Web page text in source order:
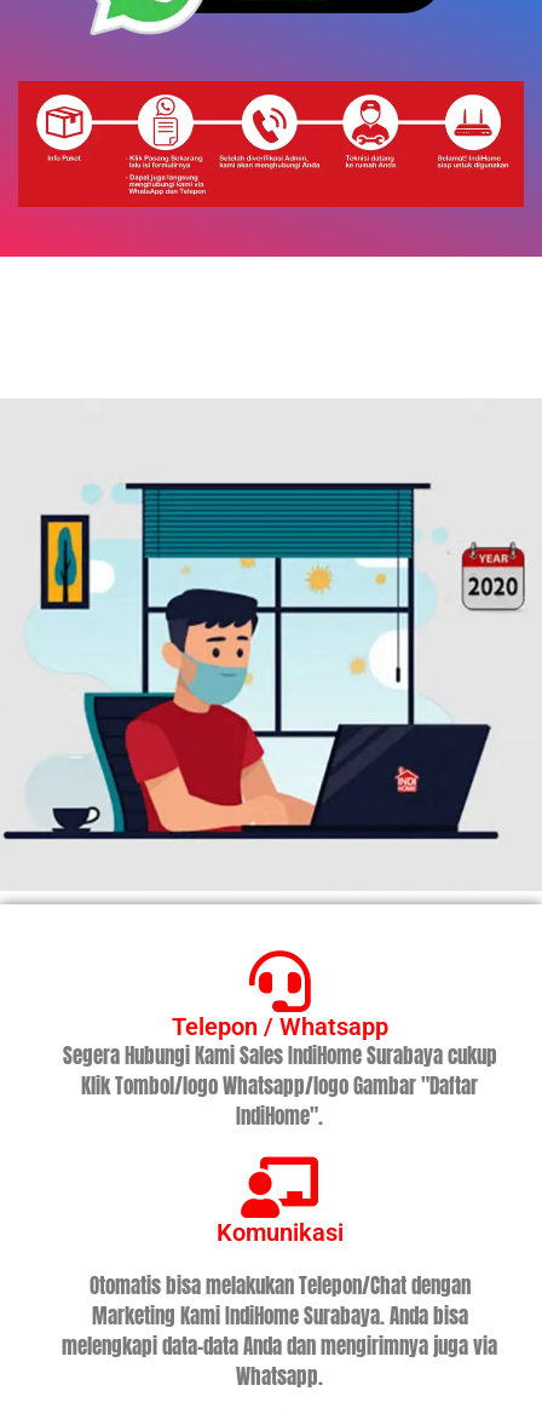
Telepon / Whatsapp
Segera Hubungi Kami Sales IndiHome Surabaya cukup
Klik Tombol/logo Whatsapp/logo Gambar "Daftar
IndiHome".
Komunikasi
Otomatis bisa melakukan Telepon/Chat dengan
Marketing Kami IndiHome Surabaya. Anda bisa
melengkapi data-data Anda dan mengirimnya juga via
Whatsapp.